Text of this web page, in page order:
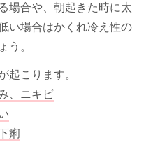
場合や、朝起きた時に太
い場合はかくれ冷え性の
う。
起こります。
、ニキビ
痢